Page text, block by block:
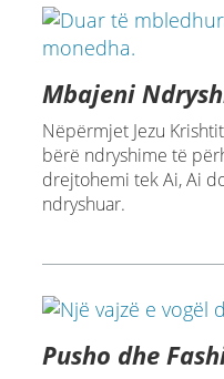
Mbajeni
Nëpërmjet Jezu
bërë ndryshime të
drejtohemi tek Ai, Ai
ndryshuar.
Pusho dhe